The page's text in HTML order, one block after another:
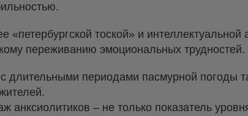
«петербургской тоской» и
переживанию эмоциональных трудностей.
длительными периодами пасмурной погоды
анксиолитиков – не только показатель